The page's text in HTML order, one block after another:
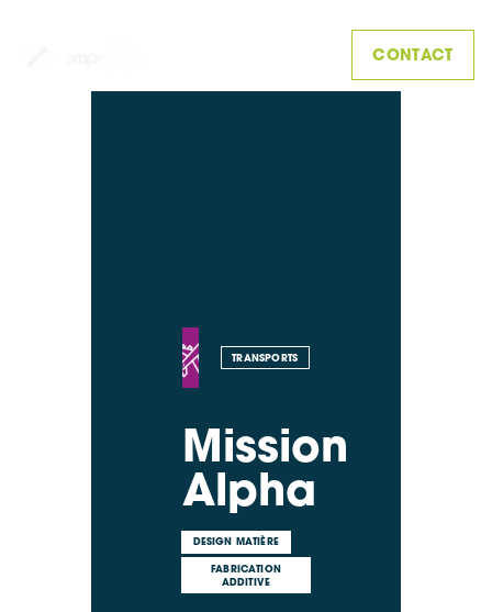
CONTACT
TRANSPORTS
Mission
Alpha
DESIGN MATIÈRE
FABRICATION
ADDITIVE